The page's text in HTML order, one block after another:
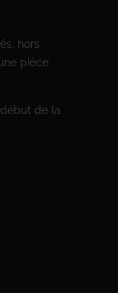
hors
pièce
de la